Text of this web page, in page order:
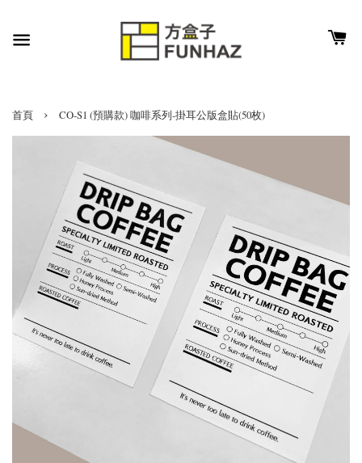
首頁 › CO-S1 (預購款) 咖啡系列-掛耳公版盒貼(50枚)